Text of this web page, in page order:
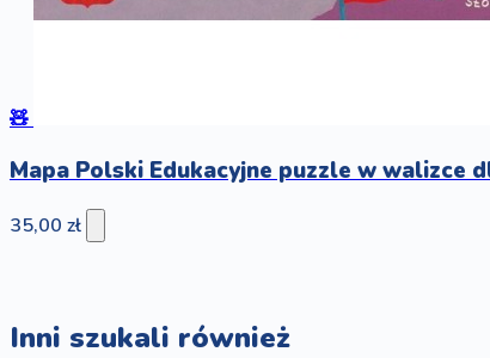
🧸
Mapa Polski Edukacyjne puzzle w walizce
35,00 zł
Inni szukali również